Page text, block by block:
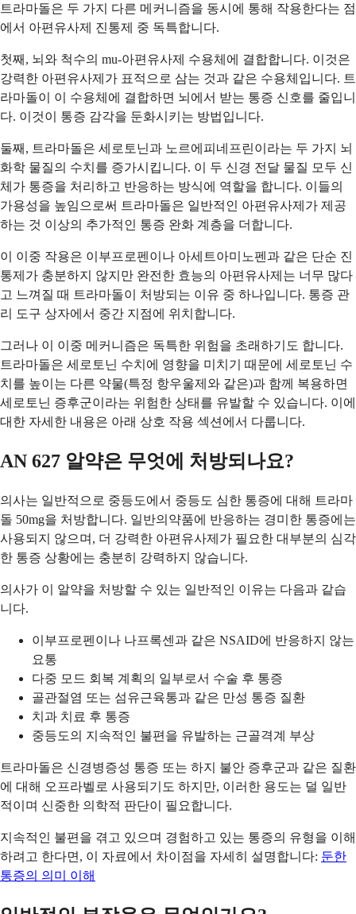
트라마돌은 두 가지 다른 메커니즘을 동시에 통해 작용한다는 점
에서 아편유사제 진통제 중 독특합니다.
첫째, 뇌와 척수의 mu-아편유사제 수용체에 결합합니다. 이것은
강력한 아편유사제가 표적으로 삼는 것과 같은 수용체입니다. 트
라마돌이 이 수용체에 결합하면 뇌에서 받는 통증 신호를 줄입니
다. 이것이 통증 감각을 둔화시키는 방법입니다.
둘째, 트라마돌은 세로토닌과 노르에피네프린이라는 두 가지 뇌
화학 물질의 수치를 증가시킵니다. 이 두 신경 전달 물질 모두 신
체가 통증을 처리하고 반응하는 방식에 역할을 합니다. 이들의
가용성을 높임으로써 트라마돌은 일반적인 아편유사제가 제공
하는 것 이상의 추가적인 통증 완화 계층을 더합니다.
이 이중 작용은 이부프로펜이나 아세트아미노펜과 같은 단순 진
통제가 충분하지 않지만 완전한 효능의 아편유사제는 너무 많다
고 느껴질 때 트라마돌이 처방되는 이유 중 하나입니다. 통증 관
리 도구 상자에서 중간 지점에 위치합니다.
그러나 이 이중 메커니즘은 독특한 위험을 초래하기도 합니다.
트라마돌은 세로토닌 수치에 영향을 미치기 때문에 세로토닌 수
치를 높이는 다른 약물(특정 항우울제와 같은)과 함께 복용하면
세로토닌 증후군이라는 위험한 상태를 유발할 수 있습니다. 이에
대한 자세한 내용은 아래 상호 작용 섹션에서 다룹니다.
AN 627 알약은 무엇에 처방되나요?
의사는 일반적으로 중등도에서 중등도 심한 통증에 대해 트라마
돌 50mg을 처방합니다. 일반의약품에 반응하는 경미한 통증에는
사용되지 않으며, 더 강력한 아편유사제가 필요한 대부분의 심각
한 통증 상황에는 충분히 강력하지 않습니다.
의사가 이 알약을 처방할 수 있는 일반적인 이유는 다음과 같습
니다.
이부프로펜이나 나프록센과 같은 NSAID에 반응하지 않는
요통
다중 모드 회복 계획의 일부로서 수술 후 통증
골관절염 또는 섬유근육통과 같은 만성 통증 질환
치과 치료 후 통증
중등도의 지속적인 불편을 유발하는 근골격계 부상
트라마돌은 신경병증성 통증 또는 하지 불안 증후군과 같은 질환
에 대해 오프라벨로 사용되기도 하지만, 이러한 용도는 덜 일반
적이며 신중한 의학적 판단이 필요합니다.
지속적인 불편을 겪고 있으며 경험하고 있는 통증의 유형을 이해
하려고 한다면, 이 자료에서 차이점을 자세히 설명합니다: 둔한
통증의 의미 이해